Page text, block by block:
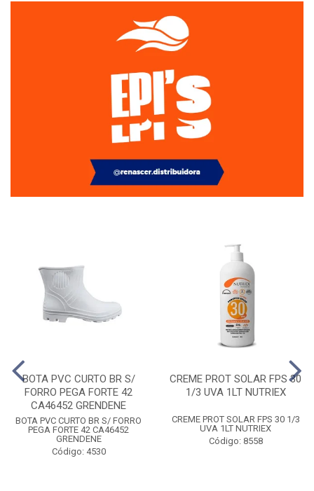
BOTA PVC CURTO BR S/
FORRO PEGA FORTE 42
CA46452 GRENDENE
BOTA PVC CURTO BR S/ FORRO
PEGA FORTE 42 CA46452
GRENDENE
Código: 4530
CREME PROT SOLAR FPS 30
1/3 UVA 1LT NUTRIEX
CREME PROT SOLAR FPS 30 1/3
UVA 1LT NUTRIEX
Código: 8558